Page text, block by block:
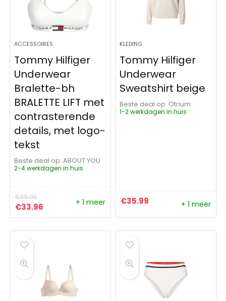
ACCESSOIRES
Tommy Hilfiger
Underwear
Bralette-bh
BRALETTE LIFT met
contrasterende
details, met logo-
tekst
Beste deal op:
ABOUT YOU
2-4 werkdagen in huis
€39.95
Oorspronkelijke prijs was: €39.95.
€33.96 Huidige prijs is: €33.96.
+ 1 meer
KLEDING
Tommy Hilfiger
Underwear
Sweatshirt beige
Beste deal op:
Otrium
1-2 werkdagen in huis
€35.99 + 1 meer